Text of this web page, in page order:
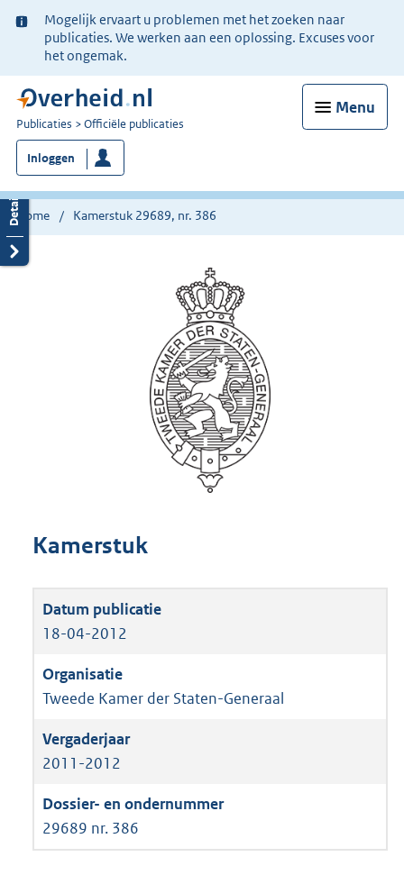
Ter
informatie:
Mogelijk ervaart u problemen met het zoeken naar
publicaties. We werken aan een oplossing. Excuses voor
het ongemak.
Menu
U
bent
nu
hier:
Publicaties Officiële publicaties
Inloggen
Home Kamerstuk 29689, nr. 386
Kamerstuk
18-04-2012
Tweede Kamer der Staten-Generaal
2011-2012
29689 nr. 386